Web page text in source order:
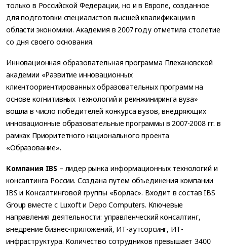
только в Российской Федерации, но и в Европе, созданное
для подготовки специалистов высшей квалификации в
области экономики. Академия в 2007 году отметила столетие
со дня своего основания.
Инновационная образовательная программа Плехановской
академии «Развитие инновационных
клиентоориентированных образовательных программ на
основе когнитивных технологий и реинжиниринга вуза»
вошла в число победителей конкурса вузов, внедряющих
инновационные образовательные программы в 2007-2008 гг. в
рамках Приоритетного национального проекта
«Образование».
Компания IBS – лидер рынка информационных технологий и
консалтинга России. Создана путем объединения компании
IBS и Консалтинговой группы «Борлас». Входит в состав IBS
Group вместе с Luxoft и Depo Computers. Ключевые
направления деятельности: управленческий консалтинг,
внедрение бизнес-приложений, ИТ-аутсорсинг, ИТ-
инфраструктура. Количество сотрудников превышает 3400